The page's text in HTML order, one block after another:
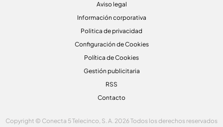
Aviso legal
Información corporativa
Politica de privacidad
Configuración de Cookies
Política de Cookies
Gestión publicitaria
RSS
Contacto
Copyright © Conecta 5 Telecinco, S. A. 2026 Todos los derechos reservados